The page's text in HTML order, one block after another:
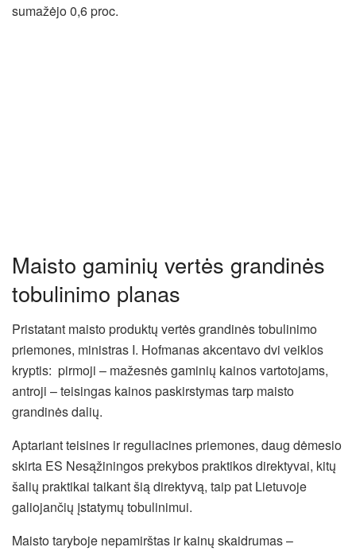
sumažėjo 0,6 proc.
Maisto gaminių vertės grandinės
tobulinimo planas
Pristatant maisto produktų vertės grandinės tobulinimo
priemones, ministras I. Hofmanas akcentavo dvi veiklos
kryptis: pirmoji – mažesnės gaminių kainos vartotojams,
antroji – teisingas kainos paskirstymas tarp maisto
grandinės dalių.
Aptariant teisines ir reguliacines priemones, daug dėmesio
skirta ES Nesąžiningos prekybos praktikos direktyvai, kitų
šalių praktikai taikant šią direktyvą, taip pat Lietuvoje
galiojančių įstatymų tobulinimui.
Maisto taryboje nepamirštas ir kainų skaidrumas –